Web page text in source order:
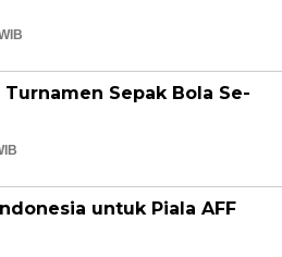
Sepak Bola Se-
untuk Piala AFF